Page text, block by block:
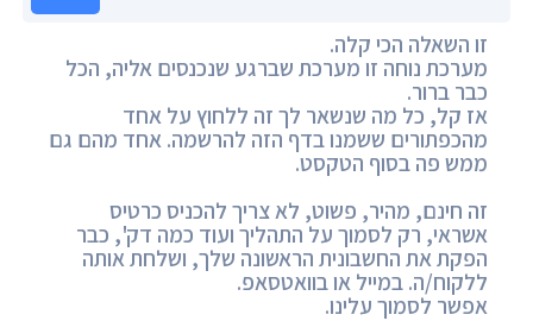
זו השאלה הכי קלה.
מערכת נוחה זו מערכת שברגע שנכנסים אליה, הכל
כבר ברור.
אז קל, כל מה שנשאר לך זה ללחוץ על אחד
מהכפתורים ששמנו בדף הזה להרשמה. אחד מהם גם
ממש פה בסוף הטקסט.
זה חינם, מהיר, פשוט, לא צריך להכניס כרטיס
אשראי, רק לסמוך על התהליך ועוד כמה דק', כבר
הפקת את החשבונית הראשונה שלך, ושלחת אותה
ללקוח/ה. במייל או בוואטסאפ.
אפשר לסמוך עלינו.